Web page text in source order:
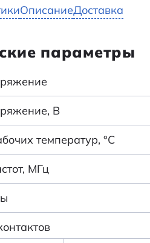
ОписаниеДоставка
параметры
В
температур, °C
МГц